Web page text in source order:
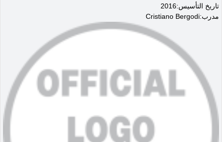
تاريخ التأسيس:2016
مدرب:Cristiano Bergodi